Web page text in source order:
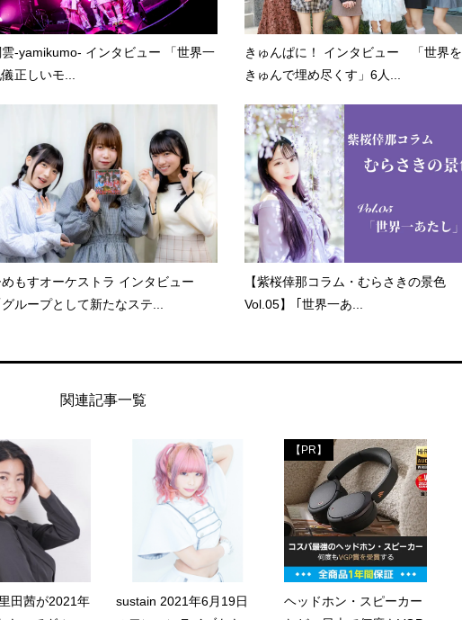
雲-yamikumo- インタビュー 「世界一
正しいモ...
きゅんぱに！ インタビュー 「世界を
きゅんで埋め尽くす」6人...
もすオーケストラ インタビュー
グループとして新たなステ...
【紫桜倖那コラム・むらさきの景色
Vol.05】 ｢世界一あ...
関連記事一覧
田茜が2021年
sustain 2021年6月19日
【PR】
ヘッドホン・スピーカー